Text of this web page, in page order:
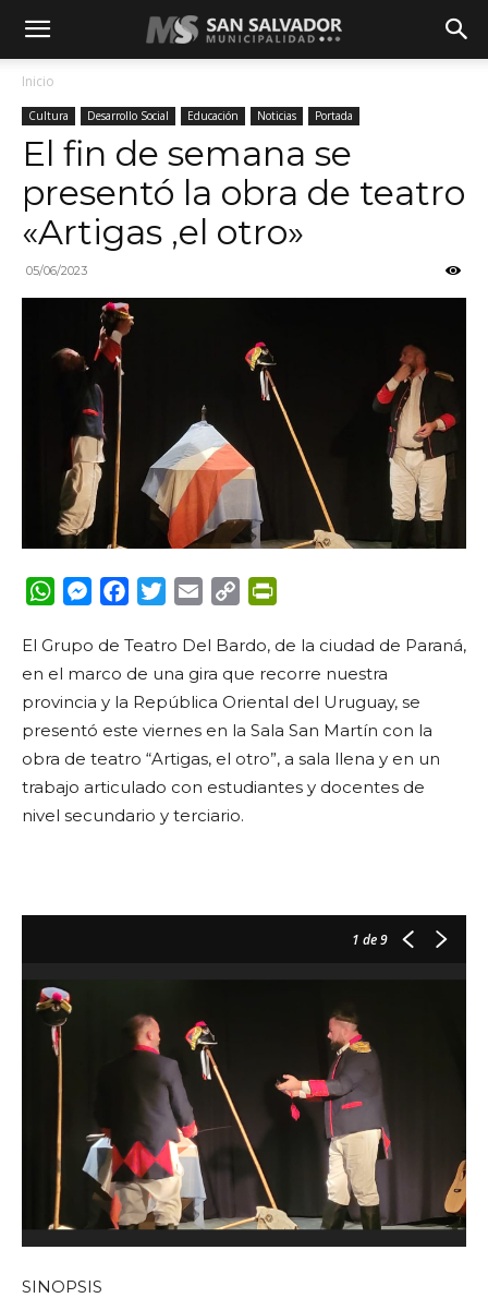
Inicio
Cultura Desarrollo Social Educación Noticias Portada
El fin de semana se
presentó la obra de teatro
«Artigas ,el otro»
05/06/2023
WhatsApp
Messenger
FacebookTwitterEmail Copy
El Grupo de Teatro Del Bardo, de la ciudad de Paraná,
en el marco de una gira que recorre nuestra
provincia y la República Oriental del Uruguay, se
presentó este viernes en la Sala San Martín con la
obra de teatro “Artigas, el otro”, a sala llena y en un
trabajo articulado con estudiantes y docentes de
nivel secundario y terciario.
1 de 9
SINOPSIS